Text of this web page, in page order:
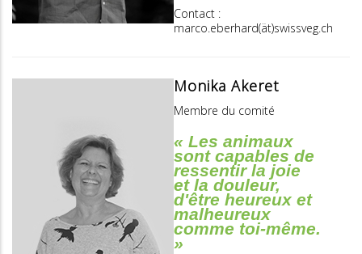
Contact :
marco.eberhard(ät)swissveg.ch
Monika Akeret
Membre du comité
« Les animaux
sont capables de
ressentir la joie
et la douleur,
d'être heureux et
malheureux
comme toi-même.
»